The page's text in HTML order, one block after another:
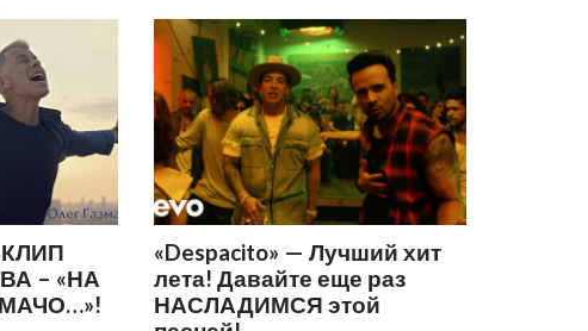
– «НА
«Despacito» — Лучший хит
лета! Давайте еще раз
НАСЛАДИМСЯ этой